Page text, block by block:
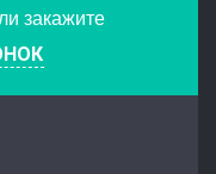
закажите